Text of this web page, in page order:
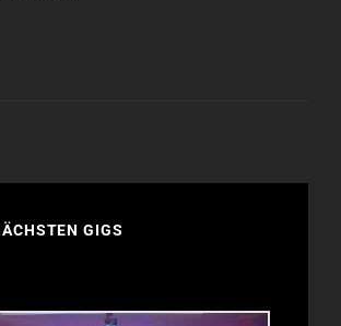
GIGS